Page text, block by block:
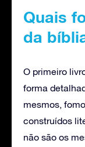
Quais
da
O primeiro
forma
mesmos,
construídos
não são os